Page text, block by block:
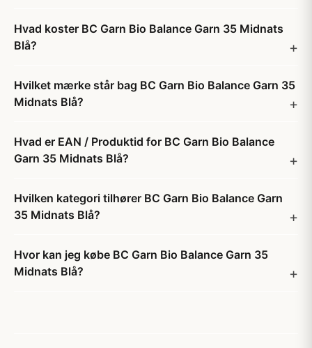
Hvad koster BC Garn Bio Balance Garn 35 Midnats
Blå?
Hvilket mærke står bag BC Garn Bio Balance Garn 35
Midnats Blå?
Hvad er EAN / Produktid for BC Garn Bio Balance
Garn 35 Midnats Blå?
Hvilken kategori tilhører BC Garn Bio Balance Garn
35 Midnats Blå?
Hvor kan jeg købe BC Garn Bio Balance Garn 35
Midnats Blå?